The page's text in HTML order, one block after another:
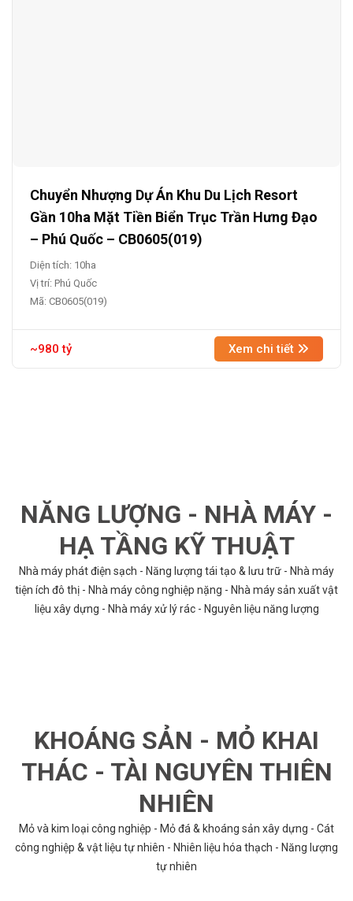
Chuyển Nhượng Dự Án Khu Du Lịch Resort
Gần 10ha Mặt Tiền Biển Trục Trần Hưng Đạo
– Phú Quốc – CB0605(019)
Diện tích: 10ha
Vị trí: Phú Quốc
Mã: CB0605(019)
~980 tỷ Xem chi tiết
NĂNG LƯỢNG - NHÀ MÁY -
HẠ TẦNG KỸ THUẬT
Nhà máy phát điện sạch - Năng lượng tái tạo & lưu trữ - Nhà máy
tiện ích đô thị - Nhà máy công nghiệp nặng - Nhà máy sản xuất vật
liệu xây dựng - Nhà máy xử lý rác - Nguyên liệu năng lượng
KHOÁNG SẢN - MỎ KHAI
THÁC - TÀI NGUYÊN THIÊN
NHIÊN
Mỏ và kim loại công nghiệp - Mỏ đá & khoáng sản xây dựng - Cát
công nghiệp & vật liệu tự nhiên - Nhiên liệu hóa thạch - Năng lượng
tự nhiên